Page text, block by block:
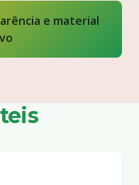
e material